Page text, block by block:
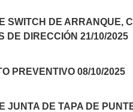
SWITCH DE ARRANQUE,
DE DIRECCIÓN 21/10/2025
PREVENTIVO 08/10/2025
JUNTA DE TAPA DE